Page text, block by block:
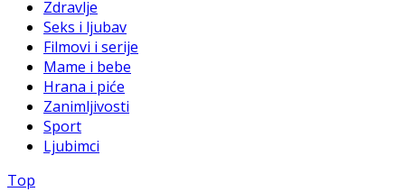
Zdravlje
Seks i ljubav
Filmovi i serije
Mame i bebe
Hrana i piće
Zanimljivosti
Sport
Ljubimci
Top